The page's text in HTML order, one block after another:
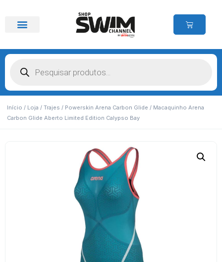
Início / Loja / Trajes / Powerskin Arena Carbon Glide / Macaquinho Arena
Carbon Glide Aberto Limited Edition Calypso Bay